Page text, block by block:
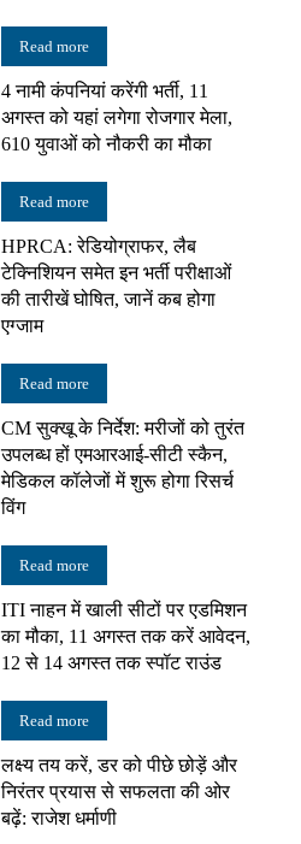
Read more
4 नामी कंपनियां करेंगी भर्ती, 11
अगस्त को यहां लगेगा रोजगार मेला,
610 युवाओं को नौकरी का मौका
Read more
HPRCA: रेडियोग्राफर, लैब
टेक्निशियन समेत इन भर्ती परीक्षाओं
की तारीखें घोषित, जानें कब होगा
एग्जाम
Read more
CM सुक्खू के निर्देश: मरीजों को तुरंत
उपलब्ध हों एमआरआई-सीटी स्कैन,
मेडिकल कॉलेजों में शुरू होगा रिसर्च
विंग
Read more
ITI नाहन में खाली सीटों पर एडमिशन
का मौका, 11 अगस्त तक करें आवेदन,
12 से 14 अगस्त तक स्पॉट राउंड
Read more
लक्ष्य तय करें, डर को पीछे छोड़ें और
निरंतर प्रयास से सफलता की ओर
बढ़ें: राजेश धर्माणी